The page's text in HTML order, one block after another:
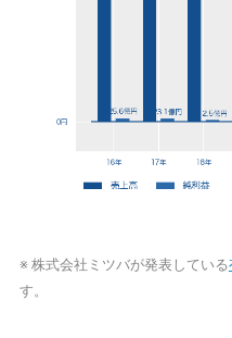
※ 株式会社ミツバが発表している
す。